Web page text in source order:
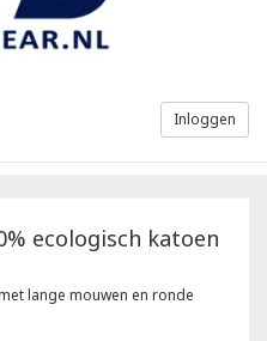
Inloggen
ecologisch katoen
lange mouwen en ronde